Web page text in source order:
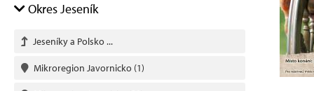
Okres Jeseník
Jeseníky a Polsko ...
Mikroregion Javornicko (1)